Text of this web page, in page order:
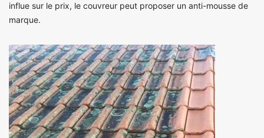
influe sur le prix, le couvreur peut proposer un anti-mousse de
marque.